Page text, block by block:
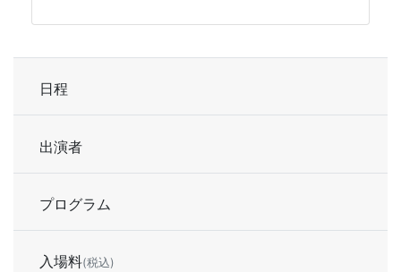
日程
出演者
プログラム
入場料(税込)